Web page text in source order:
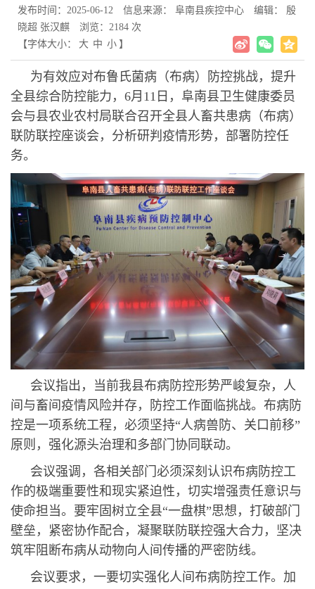
发布时间：2025-06-12 信息来源： 阜南县疾控中心
编辑： 殷
晓超 张汉麒
浏览：2184 次
【字体大小：
大 中 小 】
为有效应对布鲁氏菌病（布病）防控挑战，提升
全县综合防控能力，6月11日，阜南县卫生健康委员
会与县农业农村局联合召开全县人畜共患病（布病）
联防联控座谈会，分析研判疫情形势，部署防控任
务。
会议指出，当前我县布病防控形势严峻复杂，人
间与畜间疫情风险并存，防控工作面临挑战。布病防
控是一项系统工程，必须坚持“人病兽防、关口前移”
原则，强化源头治理和多部门协同联动。
会议强调，各相关部门必须深刻认识布病防控工
作的极端重要性和现实紧迫性，切实增强责任意识与
使命担当。要牢固树立全县“一盘棋”思想，打破部门
壁垒，紧密协作配合，凝聚联防联控强大合力，坚决
筑牢阻断布病从动物向人间传播的严密防线。
会议要求，一要切实强化人间布病防控工作。加